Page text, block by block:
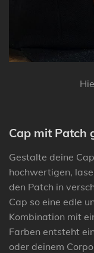
Cap mit Patch
Gestalte deine
hochwertigen,
den Patch in
Cap so eine edle
Kombination mit
Farben entsteht
oder deinem